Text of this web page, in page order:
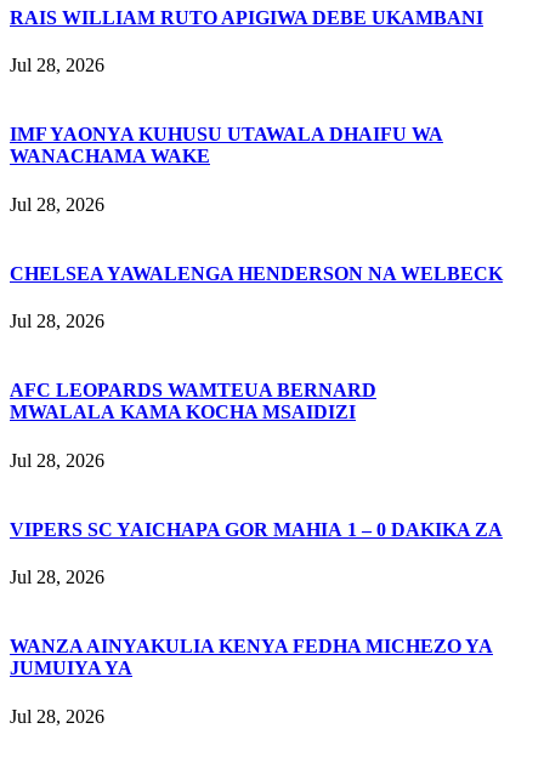
RAIS WILLIAM RUTO APIGIWA DEBE UKAMBANI
Jul 28, 2026
IMF YAONYA KUHUSU UTAWALA DHAIFU WA
WANACHAMA WAKE
Jul 28, 2026
CHELSEA YAWALENGA HENDERSON NA WELBECK
Jul 28, 2026
AFC LEOPARDS WAMTEUA BERNARD
MWALALA KAMA KOCHA MSAIDIZI
Jul 28, 2026
VIPERS SC YAICHAPA GOR MAHIA 1 – 0 DAKIKA ZA
Jul 28, 2026
WANZA AINYAKULIA KENYA FEDHA MICHEZO YA
JUMUIYA YA
Jul 28, 2026